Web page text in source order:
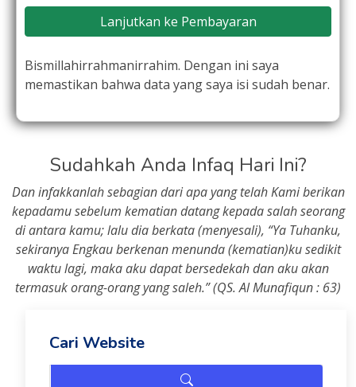
Lanjutkan ke Pembayaran
Bismillahirrahmanirrahim. Dengan ini saya
memastikan bahwa data yang saya isi sudah benar.
Sudahkah Anda Infaq Hari Ini?
Dan infakkanlah sebagian dari apa yang telah Kami berikan
kepadamu sebelum kematian datang kepada salah seorang
di antara kamu; lalu dia berkata (menyesali), “Ya Tuhanku,
sekiranya Engkau berkenan menunda (kematian)ku sedikit
waktu lagi, maka aku dapat bersedekah dan aku akan
termasuk orang-orang yang saleh.” (QS. Al Munafiqun : 63)
Cari Website